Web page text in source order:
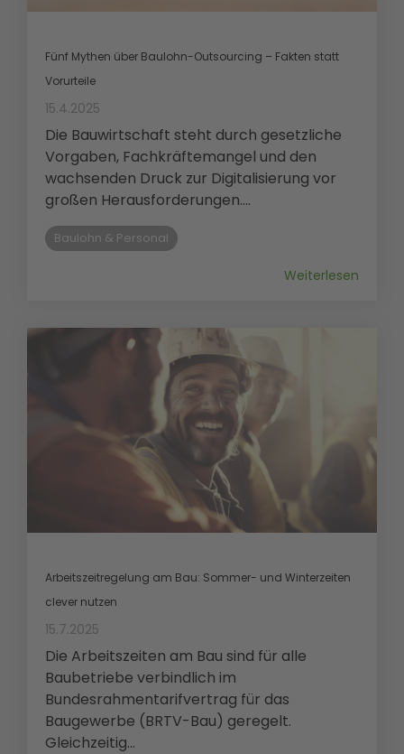
Fünf Mythen über Baulohn-Outsourcing – Fakten statt
Vorurteile
15.4.2025
Die Bauwirtschaft steht durch gesetzliche
Vorgaben, Fachkräftemangel und den
wachsenden Druck zur Digitalisierung vor
großen Herausforderungen....
Baulohn & Personal
Weiterlesen
Arbeitszeitregelung am Bau: Sommer- und Winterzeiten
clever nutzen
15.7.2025
Die Arbeitszeiten am Bau sind für alle
Baubetriebe verbindlich im
Bundesrahmentarifvertrag für das
Baugewerbe (BRTV-Bau) geregelt.
Gleichzeitig...